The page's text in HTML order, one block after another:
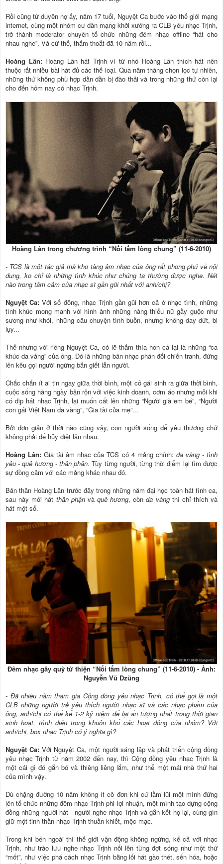
Rồi cũng từ duyên nợ ấy, năm 17 tuổi, Nguyệt Ca bước vào thế giới mạng
internet, cùng một nhóm cư dân mạng khởi xướng ra CLB yêu nhạc Trịnh,
trở thành moderator chuyên tổ chức những đêm nhạc offline “hát cho
nhau nghe”. Và cứ thế, thấm thoắt đã 10 năm rồi...
Hoàng Lân:Hoàng Lân hát Trịnh vì từ nhỏ Hoàng Lân thích hát nên
thuộc rất nhiều bài hát đủ các thể loại. Qua năm tháng chọn lọc tự nhiên,
những thứ không phù hợp dần dần bị đào thải và trong những thứ còn lại
cho đến hôm nay có nhạc Trịnh.
Hoàng Lân trong chương trình “Nối tấm lòng chung” (11-6-2010)
- TCS là một tác giả mà kho tàng âm nhạc của ông rất phong phú về nội
dung, ko chỉ là những tình khúc như chúng ta thường được nghe. Nét
nào trong tâm cảm của nhạc sĩ gần gũi nhất với anh/chị?
Nguyệt Ca: Với số đông, nhạc Trịnh gần gũi hơn cả ở nhạc tình, những
tình khúc mong manh với hình ảnh những nàng thiếu nữ gầy guộc như
sương như khói, những câu chuyện tình buồn, nhưng không day dứt, bi
lụy...
Thế nhưng với riêng Nguyệt Ca, có lẽ thấm thía hơn cả lại là những “ca
khúc da vàng” của ông. Đó là những bản nhạc phản đối chiến tranh, đứng
lên kêu gọi người ngừng bắn giết lẫn người.
Chắc chắn ít ai tin ngay giữa thời bình, một cô gái sinh ra giữa thời bình,
cuộc sống hàng ngày bận rộn với việc kinh doanh, cơm áo nhưng mỗi khi
có dịp hát nhạc Trịnh, lại muốn cất lên những “Người già em bé”, “Người
con gái Việt Nam da vàng”, “Gia tài của mẹ”...
Bởi đơn giản ở thời nào cũng vậy, con người sống để yêu thương chứ
không phải để hủy diệt lẫn nhau.
Hoàng Lân: Gia tài âm nhạc của TCS có 4 mảng chính: da vàng - tình
yêu - quê hương - thân phận. Tùy từng người, từng thời điểm lại tìm được
sự đồng cảm với các mảng khác nhau đó.
Bản thân Hoàng Lân trước đây trong những năm đại học toàn hát tình ca,
sau này mới hát thân phậnvà quê hương, cònda vàngthì chỉ thích và
hát một số.
Ðêm nhạc gây quỹ từ thiện “Nối tấm lòng chung” (11-6-2010) - Ảnh:
Nguyễn Vũ Dzũng
- Ðã nhiều năm tham gia Cộng đồng yêu nhạc Trịnh, có thể gọi là một
CLB những người trẻ yêu thích người nhạc sĩ và các nhạc phẩm của
ông, anh/chị có thể kể 1-2 kỷ niệm để lại ấn tượng nhất trong thời gian
sinh hoạt, trình diễn trong khuôn khổ các hoạt động của nhóm? Với
anh/chị, box nhạc Trịnh có ý nghĩa gì?
Nguyệt Ca:Với Nguyệt Ca, một người sáng lập và phát triển cộng đồng
yêu nhạc Trịnh từ năm 2002 đến nay, thì Cộng đồng yêu nhạc Trịnh là
một cái gì đó gắn bó và thiêng liêng lắm, như thể một mái nhà thứ hai
của mình vậy.
Dù chặng đường 10 năm không ít cô đơn khi cứ lầm lũi một mình đứng
lên tổ chức những đêm nhạc Trịnh phi lợi nhuận, một mình tạo dựng cộng
đồng những người hát - người nghe nhạc Trịnh và gắn kết họ lại, cùng gìn
giữ một tinh thần nhạc Trịnh thuần khiết, mộc mạc.
Trong khi bên ngoài thì thế giới vận động không ngừng, kể cả với nhạc
Trịnh, như trào lưu nghe nhạc Trịnh nổi lên từng đợt sóng như một thứ
“mốt”, như việc phá cách nhạc Trịnh bằng lối hát gào thét, sến hóa, hoặc